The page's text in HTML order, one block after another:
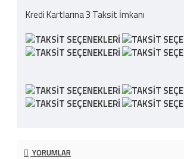
Kredi Kartlarına 3 Taksit İmkanı
YORUMLAR